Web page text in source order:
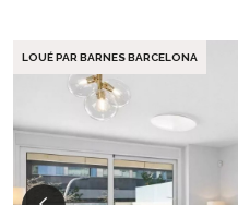
LOUÉ PAR BARNES BARCELONA